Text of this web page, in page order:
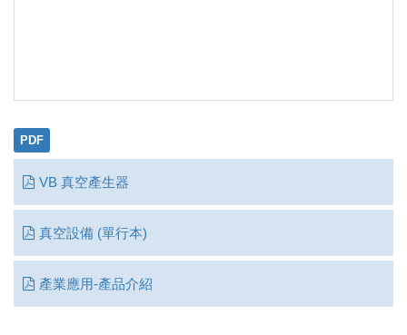
PDF
VB 真空產生器
真空設備 (單行本)
產業應用-產品介紹